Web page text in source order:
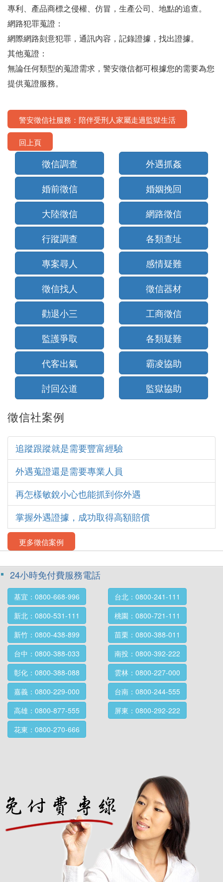
專利、產品商標之侵權、仿冒，生產公司、地點的追查。
網路犯罪蒐證：
網際網路刻意犯罪，通訊內容，記錄證據，找出證據。
其他蒐證：
無論任何類型的蒐證需求，警安徵信都可根據您的需要為您
提供蒐證服務。
警安徵信社服務：陪伴受刑人家屬走過監獄生活
回上頁
徵信調查
外遇抓姦
婚前徵信
婚姻挽回
大陸徵信
網路徵信
行蹤調查
各類查址
專案尋人
感情疑難
徵信找人
徵信器材
勸退小三
工商徵信
監護爭取
各類疑難
代客出氣
霸凌協助
討回公道
監獄協助
徵信社案例
追蹤跟蹤就是需要豐富經驗
外遇蒐證還是需要專業人員
再怎樣敏銳小心也能抓到你外遇
掌握外遇證據，成功取得高額賠償
更多徵信案例
24小時免付費服務電話
基宜：0800-668-996
台北：0800-241-111
新北：0800-531-111
桃園：0800-721-111
新竹：0800-438-899
苗栗：0800-388-011
台中：0800-388-033
南投：0800-392-222
彰化：0800-388-088
雲林：0800-227-000
嘉義：0800-229-000
台南：0800-244-555
高雄：0800-877-555
屏東：0800-292-222
花東：0800-270-666